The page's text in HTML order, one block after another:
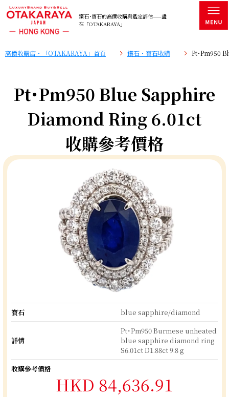
鑽石･寶石的高價收購與鑑定評估——盡
在「OTAKARAYA」
高價收購店・「OTAKARAYA」首頁 鑽石・寶石收購 Pt･Pm950
Pt･Pm950 Blue Sapphire
Diamond Ring 6.01ct
收購參考價格
寶石 blue sapphire/diamond
詳情
Pt･Pm950 Burmese unheated
blue sapphire diamond ring
S6.01ct D1.88ct 9.8 g
收購參考價格
HKD 84,636.91